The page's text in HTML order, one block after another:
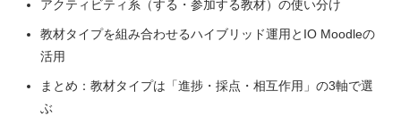
アクティビティ系（する・参加する教材）の使い分け
教材タイプを組み合わせるハイブリッド運用とIO Moodleの
活用
まとめ：教材タイプは「進捗・採点・相互作用」の3軸で選
ぶ